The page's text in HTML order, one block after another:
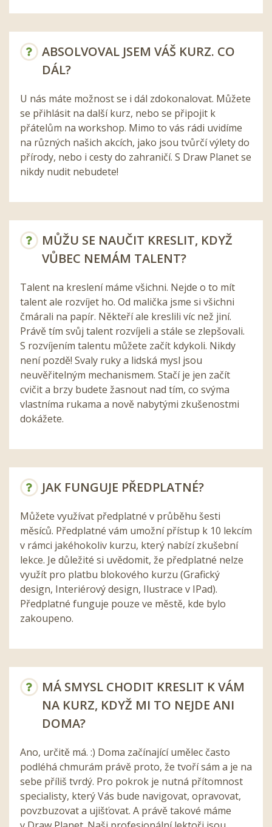
ABSOLVOVAL JSEM VÁŠ KURZ. CO
DÁL?
U nás máte možnost se i dál zdokonalovat. Můžete
se přihlásit na další kurz, nebo se připojit k
přátelům na workshop. Mimo to vás rádi uvidíme
na různých našich akcích, jako jsou tvůrčí výlety do
přírody, nebo i cesty do zahraničí. S Draw Planet se
nikdy nudit nebudete!
MŮŽU SE NAUČIT KRESLIT, KDYŽ
VŮBEC NEMÁM TALENT?
Talent na kreslení máme všichni. Nejde o to mít
talent ale rozvíjet ho. Od malička jsme si všichni
čmárali na papír. Někteří ale kreslili víc než jiní.
Právě tím svůj talent rozvíjeli a stále se zlepšovali.
S rozvíjením talentu můžete začít kdykoli. Nikdy
není pozdě! Svaly ruky a lidská mysl jsou
neuvěřitelným mechanismem. Stačí je jen začít
cvičit a brzy budete žasnout nad tím, co svýma
vlastníma rukama a nově nabytými zkušenostmi
dokážete.
JAK FUNGUJE PŘEDPLATNÉ?
Můžete využívat předplatné v průběhu šesti
měsíců. Předplatné vám umožní přístup k 10 lekcím
v rámci jakéhokoliv kurzu, který nabízí zkušební
lekce. Je důležité si uvědomit, že předplatné nelze
využít pro platbu blokového kurzu (Grafický
design, Interiérový design, Ilustrace v IPad).
Předplatné funguje pouze ve městě, kde bylo
zakoupeno.
MÁ SMYSL CHODIT KRESLIT K VÁM
NA KURZ, KDYŽ MI TO NEJDE ANI
DOMA?
Ano, určitě má. :) Doma začínající umělec často
podléhá chmurám právě proto, že tvoří sám a je na
sebe příliš tvrdý. Pro pokrok je nutná přítomnost
specialisty, který Vás bude navigovat, opravovat,
povzbuzovat a ujišťovat. A právě takové máme